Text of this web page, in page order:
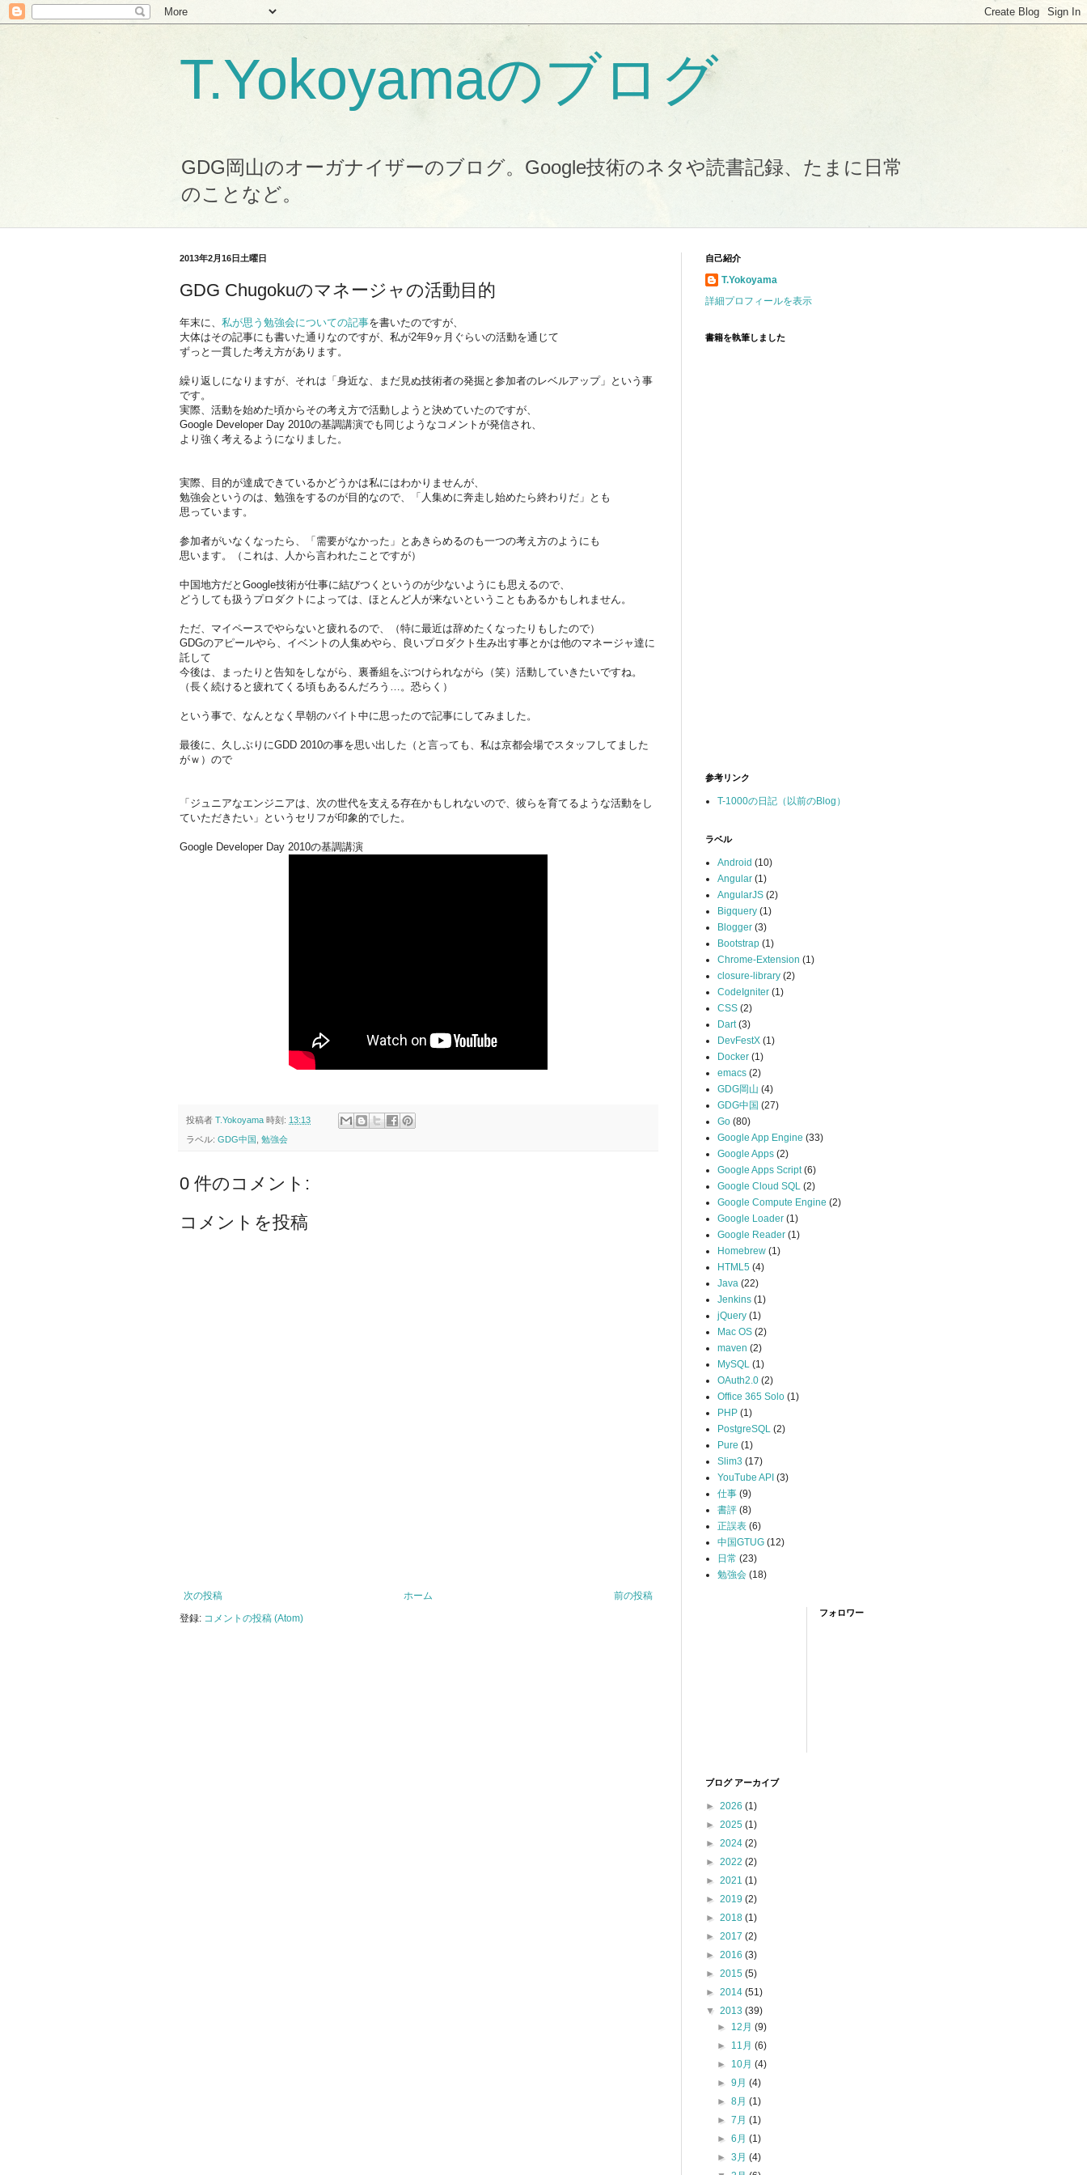
T.Yokoyamaのブログ
GDG岡山のオーガナイザーのブログ。Google技術のネタや読書記録、たまに日常
のことなど。
2013年2月16日土曜日
GDG Chugokuのマネージャの活動目的
年末に、 私が思う勉強会についての記事を書いたのですが、
大体はその記事にも書いた通りなのですが、私が2年9ヶ月ぐらいの活動を通じて
ずっと一貫した考え方があります。
繰り返しになりますが、それは「身近な、まだ見ぬ技術者の発掘と参加者のレベルアップ」という事
です。
実際、活動を始めた頃からその考え方で活動しようと決めていたのですが、
Google Developer Day 2010の基調講演でも同じようなコメントが発信され、
より強く考えるようになりました。
実際、目的が達成できているかどうかは私にはわかりませんが、
勉強会というのは、勉強をするのが目的なので、「人集めに奔走し始めたら終わりだ」とも
思っています。
参加者がいなくなったら、「需要がなかった」とあきらめるのも一つの考え方のようにも
思います。（これは、人から言われたことですが）
中国地方だとGoogle技術が仕事に結びつくというのが少ないようにも思えるので、
どうしても扱うプロダクトによっては、ほとんど人が来ないということもあるかもしれません。
ただ、マイペースでやらないと疲れるので、（特に最近は辞めたくなったりもしたので）
GDGのアピールやら、イベントの人集めやら、良いプロダクト生み出す事とかは他のマネージャ達に
託して
今後は、まったりと告知をしながら、裏番組をぶつけられながら（笑）活動していきたいですね。
（長く続けると疲れてくる頃もあるんだろう…。恐らく）
という事で、なんとなく早朝のバイト中に思ったので記事にしてみました。
最後に、久しぶりにGDD 2010の事を思い出した（と言っても、私は京都会場でスタッフしてました
がｗ）ので
「ジュニアなエンジニアは、次の世代を支える存在かもしれないので、彼らを育てるような活動をし
ていただきたい」というセリフが印象的でした。
Google Developer Day 2010の基調講演
投稿者 T.Yokoyama 時刻: 13:13
ラベル: GDG中国 勉強会
0 件のコメント:
コメントを投稿
次の投稿 前の投稿
ホーム
登録: コメントの投稿 (Atom)
自己紹介
T.Yokoyama
詳細プロフィールを表示
書籍を執筆しました
参考リンク
T-1000の日記（以前のBlog）
ラベル
Android (10)
Angular (1)
AngularJS (2)
Bigquery (1)
Blogger (3)
Bootstrap (1)
Chrome-Extension (1)
closure-library (2)
CodeIgniter (1)
CSS (2)
Dart (3)
DevFestX (1)
Docker (1)
emacs (2)
GDG岡山 (4)
GDG中国 (27)
Go (80)
Google App Engine (33)
Google Apps (2)
Google Apps Script (6)
Google Cloud SQL (2)
Google Compute Engine (2)
Google Loader (1)
Google Reader (1)
Homebrew (1)
HTML5 (4)
Java (22)
Jenkins (1)
jQuery (1)
Mac OS (2)
maven (2)
MySQL (1)
OAuth2.0 (2)
Office 365 Solo (1)
PHP (1)
PostgreSQL (2)
Pure (1)
Slim3 (17)
YouTube API (3)
仕事 (9)
書評 (8)
正誤表 (6)
中国GTUG (12)
日常 (23)
勉強会 (18)
フォロワー
ブログ アーカイブ
► 2026 (1)
► 2025 (1)
► 2024 (2)
► 2022 (2)
► 2021 (1)
► 2019 (2)
► 2018 (1)
► 2017 (2)
► 2016 (3)
► 2015 (5)
► 2014 (51)
▼ 2013 (39)
► 12月(9)
► 11月(6)
► 10月(4)
►9月(4)
►8月(1)
►7月(1)
►6月(1)
►3月(4)